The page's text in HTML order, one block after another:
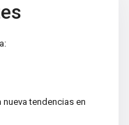
tendencias en